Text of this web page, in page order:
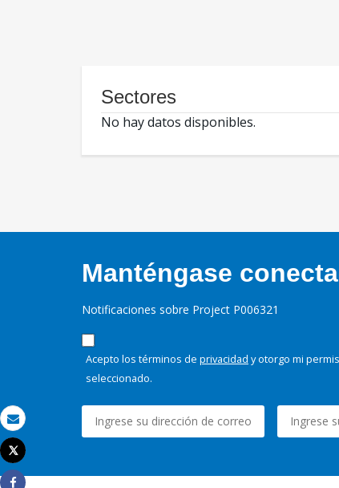
Correo electrónico
Imprimir
Tweet
Sectores
No hay datos disponibles.
Manténgase
Notificaciones sobre Project P006321
Acepto los términos de privacidad y otorgo mi
seleccionado.